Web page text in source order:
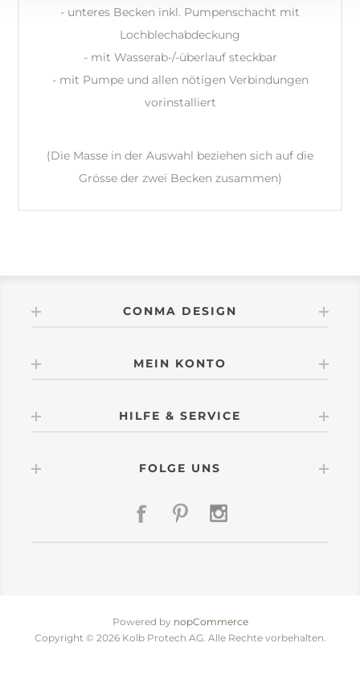
- unteres Becken inkl. Pumpenschacht mit
Lochblechabdeckung
- mit Wasserab-/-überlauf steckbar
- mit Pumpe und allen nötigen Verbindungen
vorinstalliert
(Die Masse in der Auswahl beziehen sich auf die
Grösse der zwei Becken zusammen)
CONMA DESIGN
MEIN KONTO
HILFE & SERVICE
FOLGE UNS
Powered by nopCommerce
Copyright © 2026 Kolb Protech AG. Alle Rechte vorbehalten.